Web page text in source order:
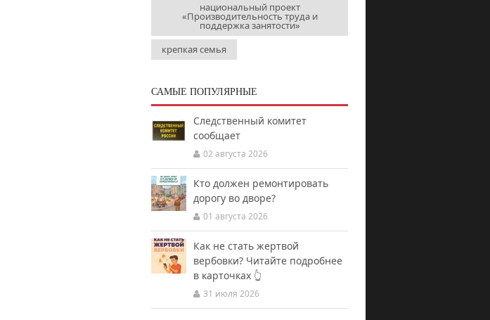
национальный проект
«Производительность труда и
поддержка занятости»
крепкая семья
САМЫЕ ПОПУЛЯРНЫЕ
Следственный комитет
сообщает
02 августа 2026
Кто должен ремонтировать
дорогу во дворе?
01 августа 2026
Как не стать жертвой
вербовки? Читайте подробнее
в карточках 👆
31 июля 2026